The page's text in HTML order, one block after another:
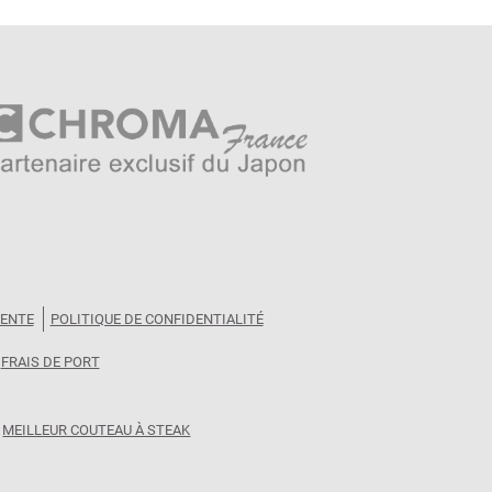
POLITIQUE DE CONFIDENTIALITÉ
FRAIS DE PORT
MEILLEUR COUTEAU À STEAK